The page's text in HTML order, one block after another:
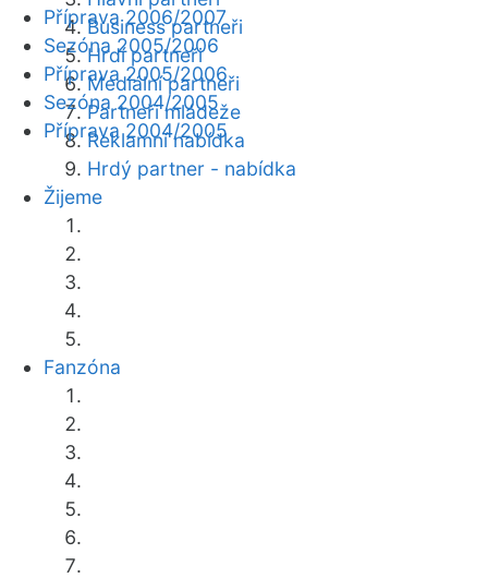
Business partneři
Hrdí partneři
Mediální partneři
Partneři mládeže
Reklamní nabídka
Hrdý partner - nabídka
Žijeme
Fanzóna
Příprava 2006/2007
Sezóna 2005/2006
Příprava 2005/2006
Sezóna 2004/2005
Příprava 2004/2005